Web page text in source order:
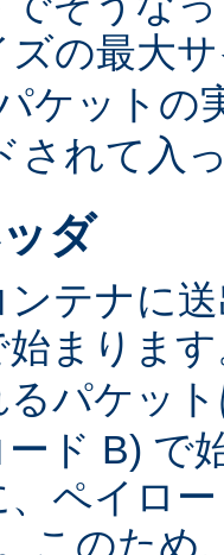
ズの最大
ケットの
されて入
ダ
テナに
始まりま
るパケッ
ド B) で
ペイロ
このため